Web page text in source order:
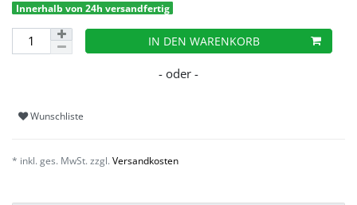
Innerhalb von 24h versandfertig
IN DEN WARENKORB
Wunschliste
* inkl. ges. MwSt. zzgl. Versandkosten